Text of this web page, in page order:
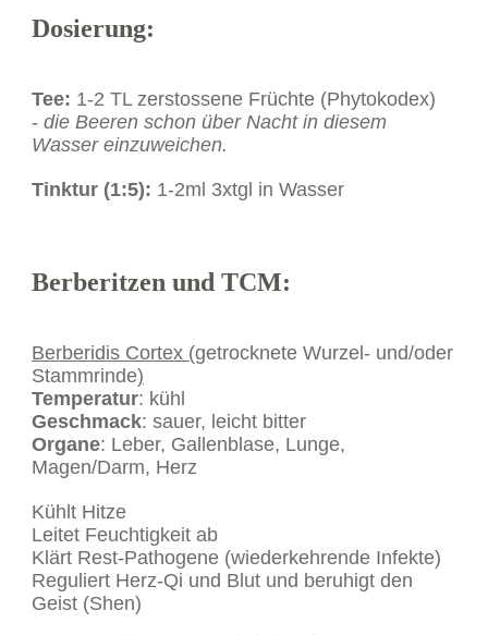
Dosierung:
Tee: 1-2 TL zerstossene Früchte (Phytokodex)
- die Beeren schon über Nacht in diesem
Wasser einzuweichen.
Tinktur (1:5): 1-2ml 3xtgl in Wasser
Berberitzen und TCM:
Berberidis Cortex (getrocknete Wurzel- und/oder
Stammrinde)
Temperatur: kühl
Geschmack: sauer, leicht bitter
Organe: Leber, Gallenblase, Lunge,
Magen/Darm, Herz
Kühlt Hitze
Leitet Feuchtigkeit ab
Klärt Rest-Pathogene (wiederkehrende Infekte)
Reguliert Herz-Qi und Blut und beruhigt den
Geist (Shen)